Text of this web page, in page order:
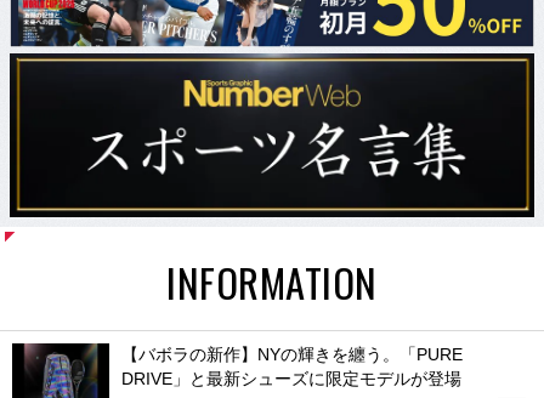
INFORMATION
【バボラの新作】NYの輝きを纏う。「PURE
DRIVE」と最新シューズに限定モデルが登場